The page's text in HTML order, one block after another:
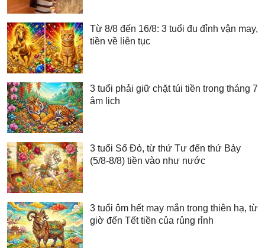
Từ 8/8 đến 16/8: 3 tuổi đu đỉnh vận may,
tiền về liên tục
3 tuổi phải giữ chặt túi tiền trong tháng 7
âm lịch
3 tuổi Số Đỏ, từ thứ Tư đến thứ Bảy
(5/8-8/8) tiền vào như nước
3 tuổi ôm hết may mắn trong thiên hạ, từ
giờ đến Tết tiền của rủng rỉnh